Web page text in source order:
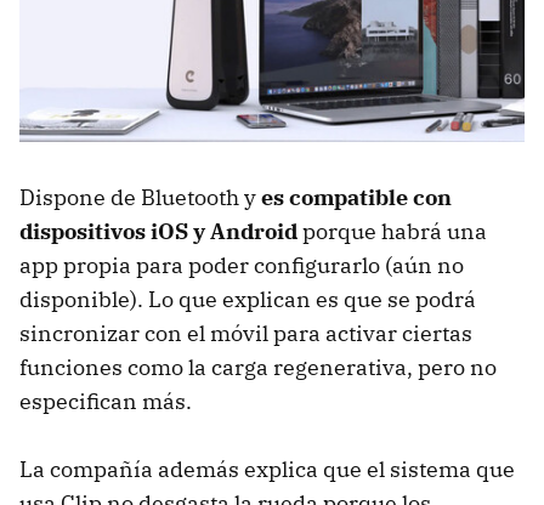
Dispone de Bluetooth yes compatible con
dispositivos iOS y Androidporque habrá una
app propia para poder configurarlo (aún no
disponible). Lo que explican es que se podrá
sincronizar con el móvil para activar ciertas
funciones como la carga regenerativa, pero no
especifican más.
La compañía además explica que el sistema que